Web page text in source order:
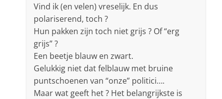
Vind ik (en velen) vreselijk. En dus
polariserend, toch ?
Hun pakken zijn toch niet grijs ? Of “erg
grijs” ?
Een beetje blauw en zwart.
Gelukkig niet dat felblauw met bruine
puntschoenen van “onze” politici….
Maar wat geeft het ? Het belangrijkste is